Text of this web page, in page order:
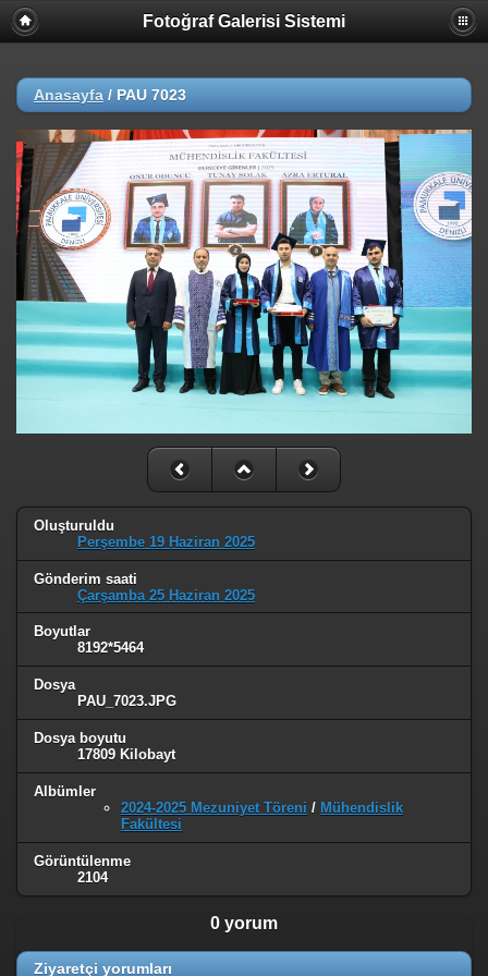
Fotoğraf Galerisi Sistemi
Anasayfa / PAU 7023
Oluşturuldu
Perşembe 19 Haziran 2025
Gönderim saati
Çarşamba 25 Haziran 2025
Boyutlar
8192*5464
Dosya
PAU_7023.JPG
Dosya boyutu
17809 Kilobayt
Albümler
2024-2025 Mezuniyet Töreni / Mühendislik
Fakültesi
Görüntülenme
2104
0 yorum
Ziyaretçi yorumları